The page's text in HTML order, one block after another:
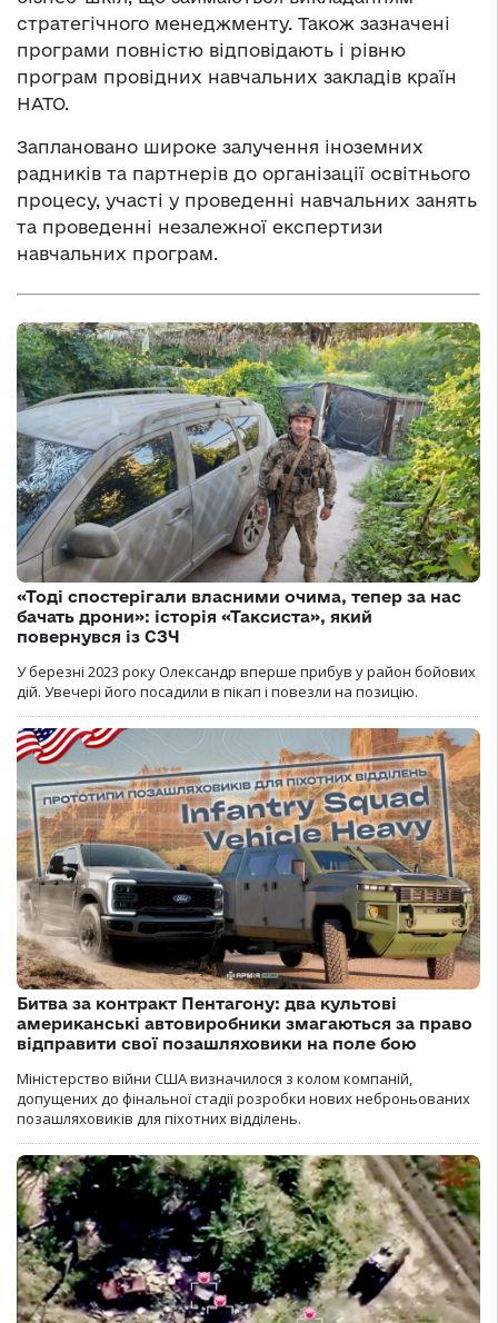
стратегічного менеджменту. Також зазначені
програми повністю відповідають і рівню
програм провідних навчальних закладів країн
НАТО.
Заплановано широке залучення іноземних
радників та партнерів до організації освітнього
процесу, участі у проведенні навчальних занять
та проведенні незалежної експертизи
навчальних програм.
«Тоді спостерігали власними очима, тепер за нас
бачать дрони»: історія «Таксиста», який
повернувся із СЗЧ
У березні 2023 року Олександр вперше прибув у район бойових
дій. Увечері його посадили в пікап і повезли на позицію.
Битва за контракт Пентагону: два культові
американські автовиробники змагаються за право
відправити свої позашляховики на поле бою
Міністерство війни США визначилося з колом компаній,
допущених до фінальної стадії розробки нових неброньованих
позашляховиків для піхотних відділень.